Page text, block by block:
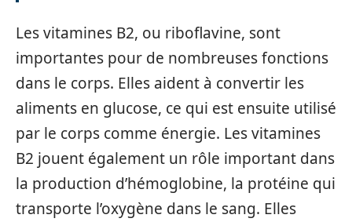
Les vitamines B2, ou riboflavine, sont
importantes pour de nombreuses fonctions
dans le corps. Elles aident à convertir les
aliments en glucose, ce qui est ensuite utilisé
par le corps comme énergie. Les vitamines
B2 jouent également un rôle important dans
la production d’hémoglobine, la protéine qui
transporte l’oxygène dans le sang. Elles